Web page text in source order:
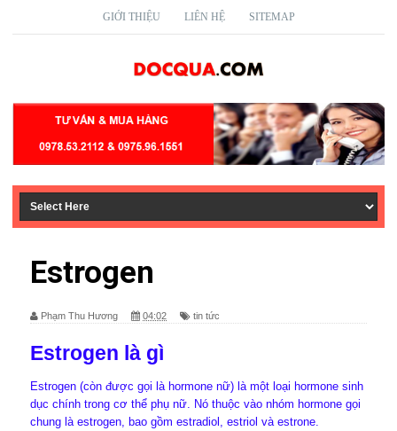
GIỚI THIỆU LIÊN HỆ SITEMAP
Estrogen
Phạm Thu Hương 04:02 tin tức
Estrogen là gì
Estrogen (còn được gọi là hormone nữ) là một loại hormone sinh
dục chính trong cơ thể phụ nữ. Nó thuộc vào nhóm hormone gọi
chung là estrogen, bao gồm estradiol, estriol và estrone.